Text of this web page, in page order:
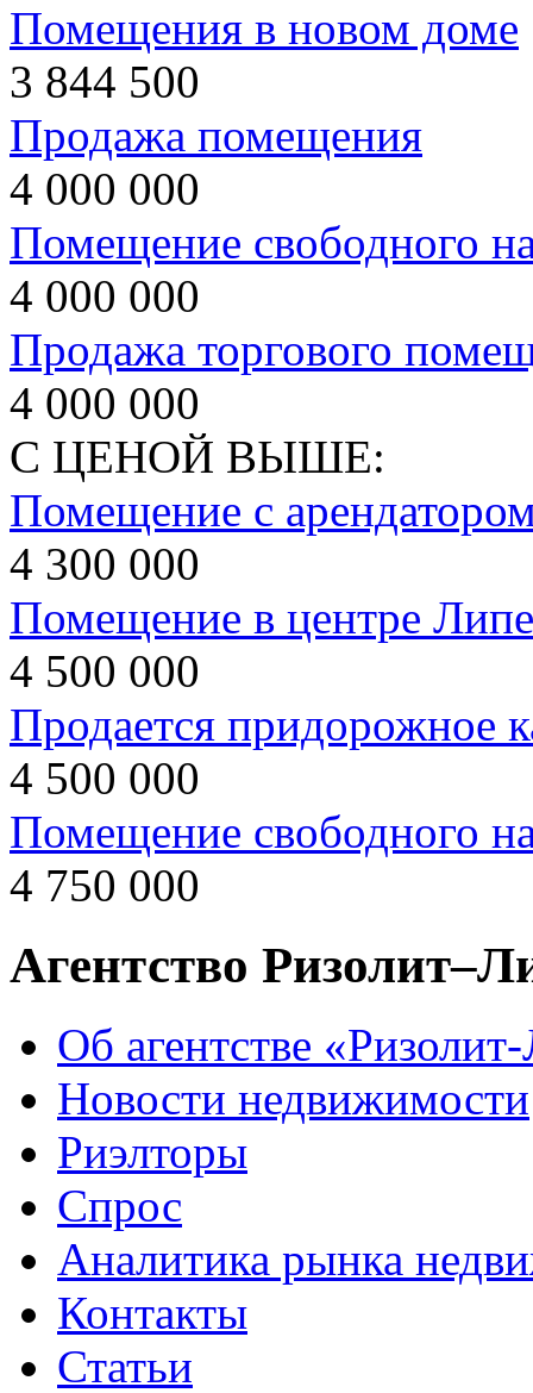
Помещения в новом доме
3 844 500
Продажа помещения
4 000 000
Помещение свободного
4 000 000
Продажа торгового
4 000 000
С ЦЕНОЙ ВЫШЕ:
Помещение с
4 300 000
Помещение в центре
4 500 000
Продается придорожное
4 500 000
Помещение свободного
4 750 000
Агентство
Об агентстве
Новости недвижимости
Риэлторы
Спрос
Аналитика рынка
Контакты
Статьи